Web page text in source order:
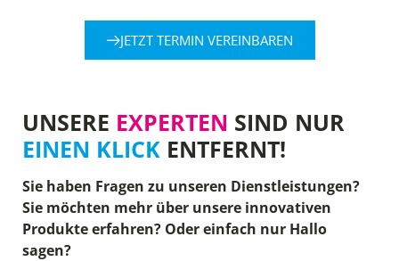
JETZT TERMIN VEREINBAREN
UNSERE EXPERTEN SIND NUR
EINEN KLICK ENTFERNT!
Sie haben Fragen zu unseren Dienstleistungen?
Sie möchten mehr über unsere innovativen
Produkte erfahren? Oder einfach nur Hallo
sagen?